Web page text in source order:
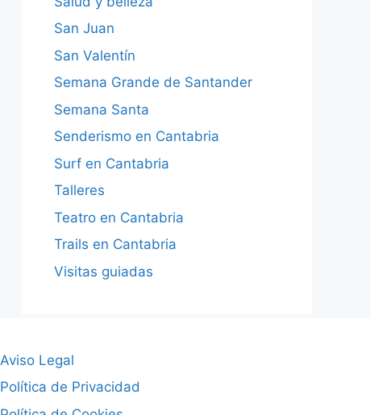
San Juan
San Valentín
Semana Grande de Santander
Semana Santa
Senderismo en Cantabria
Surf en Cantabria
Talleres
Teatro en Cantabria
Trails en Cantabria
Visitas guiadas
Aviso Legal
Política de Privacidad